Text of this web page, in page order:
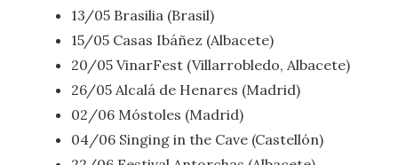
13/05 Brasilia (Brasil)
15/05 Casas Ibáñez (Albacete)
20/05 VinarFest (Villarrobledo, Albacete)
26/05 Alcalá de Henares (Madrid)
02/06 Móstoles (Madrid)
04/06 Singing in the Cave (Castellón)